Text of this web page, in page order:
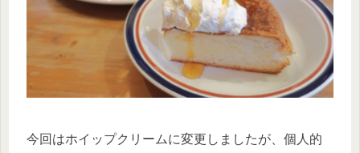
今回はホイップクリームに変更しましたが、個人的